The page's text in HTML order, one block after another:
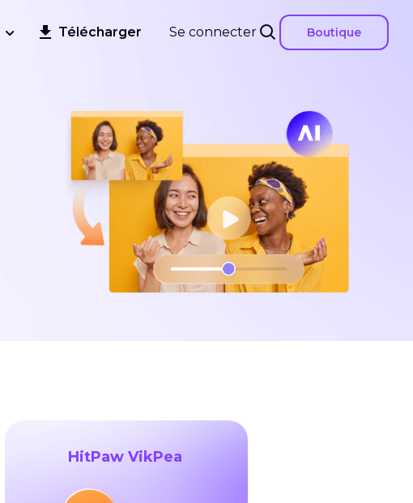
Se connecter Boutique
Télécharger
HitPaw VikPea